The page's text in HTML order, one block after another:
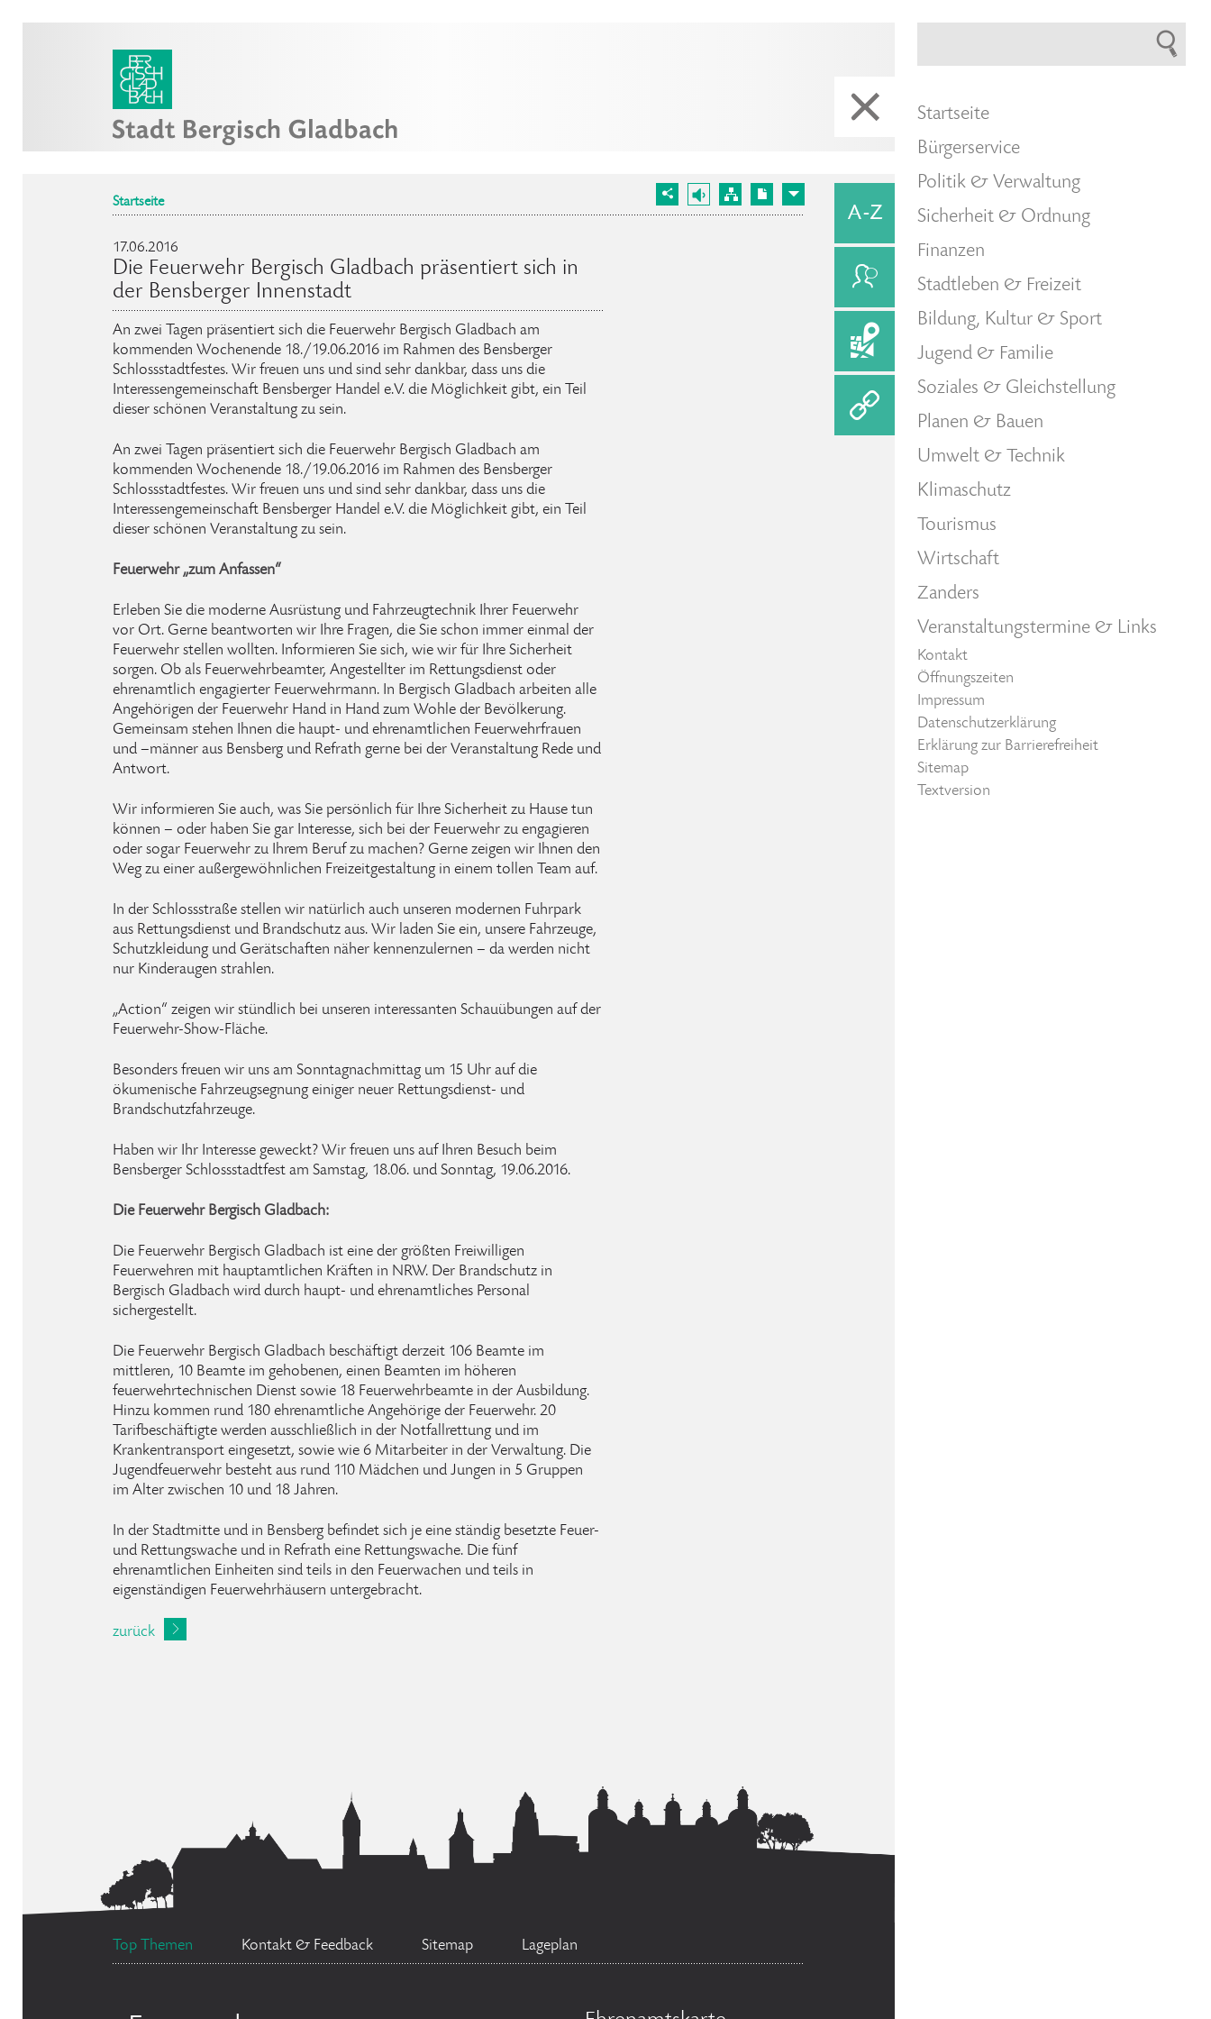
Startseite
17.06.2016
Die Feuerwehr Bergisch Gladbach präsentiert sich in
der Bensberger Innenstadt
An zwei Tagen präsentiert sich die Feuerwehr Bergisch Gladbach am
kommenden Wochenende 18./19.06.2016 im Rahmen des Bensberger
Schlossstadtfestes. Wir freuen uns und sind sehr dankbar, dass uns die
Interessengemeinschaft Bensberger Handel e.V. die Möglichkeit gibt, ein Teil
dieser schönen Veranstaltung zu sein.
An zwei Tagen präsentiert sich die Feuerwehr Bergisch Gladbach am
kommenden Wochenende 18./19.06.2016 im Rahmen des Bensberger
Schlossstadtfestes. Wir freuen uns und sind sehr dankbar, dass uns die
Interessengemeinschaft Bensberger Handel e.V. die Möglichkeit gibt, ein Teil
dieser schönen Veranstaltung zu sein.
Feuerwehr „zum Anfassen“
Erleben Sie die moderne Ausrüstung und Fahrzeugtechnik Ihrer Feuerwehr
vor Ort. Gerne beantworten wir Ihre Fragen, die Sie schon immer einmal der
Feuerwehr stellen wollten. Informieren Sie sich, wie wir für Ihre Sicherheit
sorgen. Ob als Feuerwehrbeamter, Angestellter im Rettungsdienst oder
ehrenamtlich engagierter Feuerwehrmann. In Bergisch Gladbach arbeiten alle
Angehörigen der Feuerwehr Hand in Hand zum Wohle der Bevölkerung.
Gemeinsam stehen Ihnen die haupt- und ehrenamtlichen Feuerwehrfrauen
und –männer aus Bensberg und Refrath gerne bei der Veranstaltung Rede und
Antwort.
Wir informieren Sie auch, was Sie persönlich für Ihre Sicherheit zu Hause tun
können – oder haben Sie gar Interesse, sich bei der Feuerwehr zu engagieren
oder sogar Feuerwehr zu Ihrem Beruf zu machen? Gerne zeigen wir Ihnen den
Weg zu einer außergewöhnlichen Freizeitgestaltung in einem tollen Team auf.
In der Schlossstraße stellen wir natürlich auch unseren modernen Fuhrpark
aus Rettungsdienst und Brandschutz aus. Wir laden Sie ein, unsere Fahrzeuge,
Schutzkleidung und Gerätschaften näher kennenzulernen – da werden nicht
nur Kinderaugen strahlen.
„Action“ zeigen wir stündlich bei unseren interessanten Schauübungen auf der
Feuerwehr-Show-Fläche.
Besonders freuen wir uns am Sonntagnachmittag um 15 Uhr auf die
ökumenische Fahrzeugsegnung einiger neuer Rettungsdienst- und
Brandschutzfahrzeuge.
Haben wir Ihr Interesse geweckt? Wir freuen uns auf Ihren Besuch beim
Bensberger Schlossstadtfest am Samstag, 18.06. und Sonntag, 19.06.2016.
Die Feuerwehr Bergisch Gladbach:
Die Feuerwehr Bergisch Gladbach ist eine der größten Freiwilligen
Feuerwehren mit hauptamtlichen Kräften in NRW. Der Brandschutz in
Bergisch Gladbach wird durch haupt- und ehrenamtliches Personal
sichergestellt.
Die Feuerwehr Bergisch Gladbach beschäftigt derzeit 106 Beamte im
mittleren, 10 Beamte im gehobenen, einen Beamten im höheren
feuerwehrtechnischen Dienst sowie 18 Feuerwehrbeamte in der Ausbildung.
Hinzu kommen rund 180 ehrenamtliche Angehörige der Feuerwehr. 20
Tarifbeschäftigte werden ausschließlich in der Notfallrettung und im
Krankentransport eingesetzt, sowie wie 6 Mitarbeiter in der Verwaltung. Die
Jugendfeuerwehr besteht aus rund 110 Mädchen und Jungen in 5 Gruppen
im Alter zwischen 10 und 18 Jahren.
In der Stadtmitte und in Bensberg befindet sich je eine ständig besetzte Feuer-
und Rettungswache und in Refrath eine Rettungswache. Die fünf
ehrenamtlichen Einheiten sind teils in den Feuerwachen und teils in
eigenständigen Feuerwehrhäusern untergebracht.
zurück
Top Themen Kontakt & Feedback Sitemap Lageplan
Startseite
Bürgerservice
Politik & Verwaltung
Sicherheit & Ordnung
Finanzen
Stadtleben & Freizeit
Bildung, Kultur & Sport
Jugend & Familie
Soziales & Gleichstellung
Planen & Bauen
Umwelt & Technik
Klimaschutz
Tourismus
Wirtschaft
Zanders
Veranstaltungstermine & Links
Kontakt
Öffnungszeiten
Impressum
Datenschutzerklärung
Erklärung zur Barrierefreiheit
Sitemap
Textversion